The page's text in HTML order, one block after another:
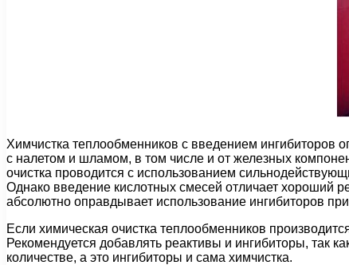
Химчистка теплообменников с введением ингибиторов
с налетом и шламом, в том числе и от железных
очистка проводится с использованием
Однако введение кислотных смесей отличает хороший
абсолютно оправдывает использование ингибиторов
Если химическая очистка теплообменников
Рекомендуется добавлять реактивы и ингибиторы, так
количестве, а это ингибиторы и сама химчистка.